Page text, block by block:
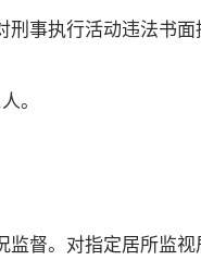
执行活动违法书面
。
督。对指定居所监视